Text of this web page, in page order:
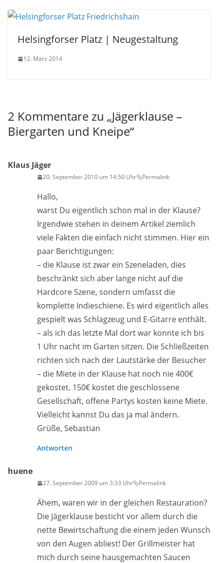
Helsingforser Platz | Neugestaltung
12. März 2014
2 Kommentare zu „Jägerklause –
Biergarten und Kneipe“
Klaus Jäger
20. September 2010 um 14:50 Uhr Permalink
Hallo,
warst Du eigentlich schon mal in der Klause?
Irgendwie stehen in deinem Artikel ziemlich
viele Fakten die einfach nicht stimmen. Hier ein
paar Berichtigungen:
– die Klause ist zwar ein Szeneladen, dies
beschränkt sich aber lange nicht auf die
Hardcore Szene, sondern umfasst die
komplette Indieschiene. Es wird eigentlich alles
gespielt was Schlagzeug und E-Gitarre enthält.
– als ich das letzte Mal dort war konnte ich bis
1 Uhr nacht im Garten sitzen. Die Schließzeiten
richten sich nach der Lautstärke der Besucher
– die Miete in der Klause hat noch nie 400€
gekostet. 150€ kostet die geschlossene
Gesellschaft, offene Partys kosten keine Miete.
Vielleicht kannst Du das ja mal ändern.
Grüße, Sebastian
Antworten
huene
27. September 2009 um 3:33 Uhr Permalink
Ähem, waren wir in der gleichen Restauration?
Die Jägerklause besticht vor allem durch die
nette Bewirtschaftung die einem jeden Wunsch
von den Augen abliest! Der Grillmeister hat
mich durch seine hausgemachten Saucen